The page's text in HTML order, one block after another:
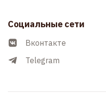
Социальные сети
Вконтакте
Telegram